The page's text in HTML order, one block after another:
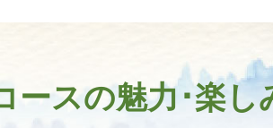
ースの魅力･楽し